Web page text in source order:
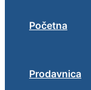
Početna
Prodavnica